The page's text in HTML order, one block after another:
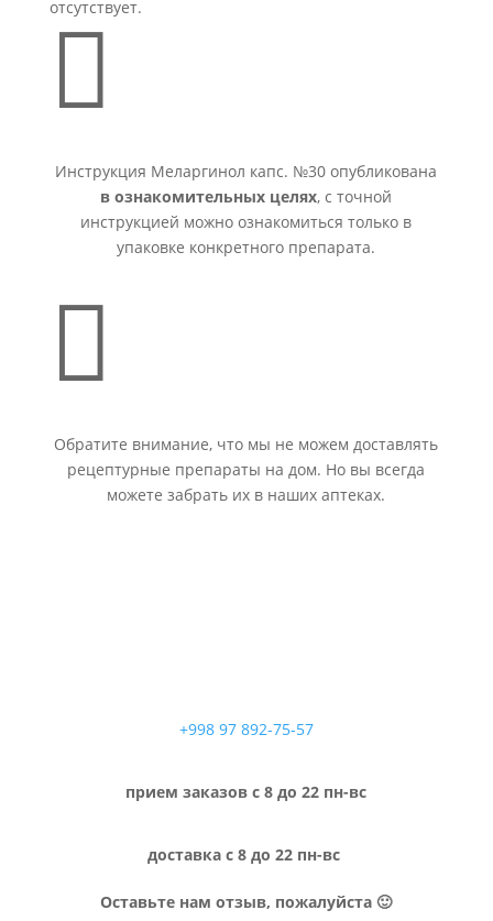
отсутствует.

Инструкция Меларгинол капс. №30 опубликована
в ознакомительных целях, с точной
инструкцией можно ознакомиться только в
упаковке конкретного препарата.

Обратите внимание, что мы не можем доставлять
рецептурные препараты на дом. Но вы всегда
можете забрать их в наших аптеках.
+998 97 892-75-57
прием заказов с 8 до 22 пн-вс
доставка с 8 до 22 пн-вс
Оставьте нам отзыв, пожалуйста 🙂